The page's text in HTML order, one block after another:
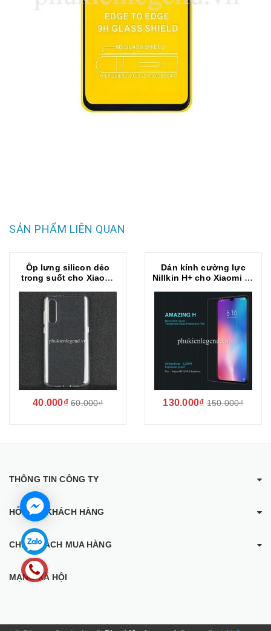
SẢN PHẨM LIÊN QUAN
Ốp lưng silicon dẻo
trong suốt cho Xiaomi
40.000₫ 60.000₫
Dán kính cường lực
Nillkin H+ cho Xiaomi Mi
130.000₫ 150.000₫
THÔNG TIN CÔNG TY
HỖ TRỢ KHÁCH HÀNG
CHÍNH SÁCH MUA HÀNG
MẠNG XÃ HỘI